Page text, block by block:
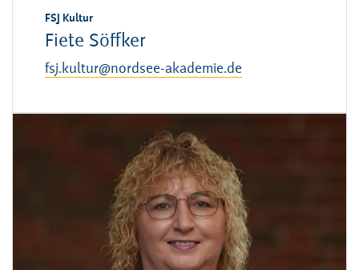
FSJ Kultur
Fiete Söffker
fsj.kultur@nordsee-akademie.de